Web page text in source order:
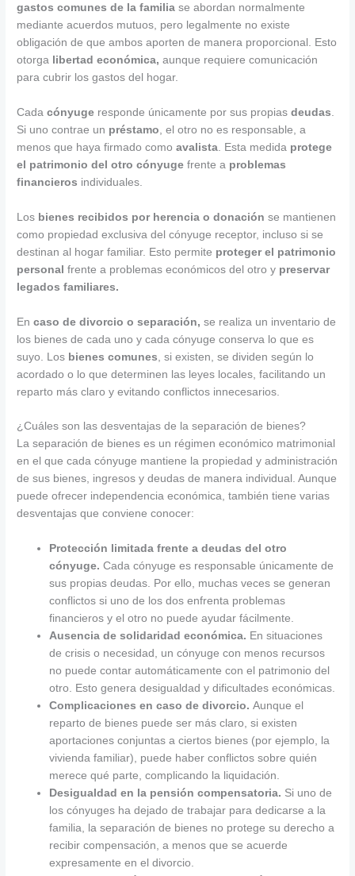
gastos comunes de la familia se abordan normalmente
mediante acuerdos mutuos, pero legalmente no existe
obligación de que ambos aporten de manera proporcional. Esto
otorga
libertad económica, aunque requiere comunicación
para cubrir los gastos del hogar.
Cadacónyuge responde únicamente por sus propiasdeudas
Si uno contrae un préstamo , el otro no es responsable, a
menos que haya firmado comoavalista . Esta medida protege
el patrimonio del otro cónyuge frente a problemas
financieros individuales.
Los bienes recibidos por herencia o donación se mantienen
como propiedad exclusiva del cónyuge receptor, incluso si se
destinan al hogar familiar. Esto permite proteger el patrimonio
personal frente a problemas económicos del otro y preservar
legados familiares.
Encaso de divorcio o separación, se realiza un inventario de
los bienes de cada uno y cada cónyuge conserva lo que es
suyo. Los bienes comunes , si existen, se dividen según lo
acordado o lo que determinen las leyes locales, facilitando un
reparto más claro y evitando conflictos innecesarios.
¿Cuáles son las desventajas de la separación de bienes?
La separación de bienes es un régimen económico matrimonial
en el que cada cónyuge mantiene la propiedad y administración
de sus bienes, ingresos y deudas de manera individual. Aunque
puede ofrecer independencia económica, también tiene varias
desventajas que conviene conocer:
Protección limitada frente a deudas del otro
cónyuge.Cada cónyuge es responsable únicamente de
sus propias deudas. Por ello, muchas veces se generan
conflictos si uno de los dos enfrenta problemas
financieros y el otro no puede ayudar fácilmente.
Ausencia de solidaridad económica. En situaciones
de crisis o necesidad, un cónyuge con menos recursos
no puede contar automáticamente con el patrimonio del
otro. Esto genera desigualdad y dificultades económicas.
Complicaciones en caso de divorcio.Aunque el
reparto de bienes puede ser más claro, si existen
aportaciones conjuntas a ciertos bienes (por ejemplo, la
vivienda familiar), puede haber conflictos sobre quién
merece qué parte, complicando la liquidación.
Desigualdad en la pensión compensatoria. Si uno de
los cónyuges ha dejado de trabajar para dedicarse a la
familia, la separación de bienes no protege su derecho a
recibir compensación, a menos que se acuerde
expresamente en el divorcio.